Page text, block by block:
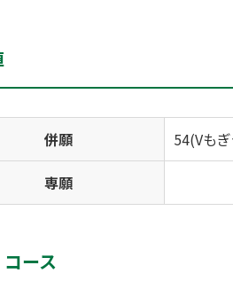
併願 54(Vも
専願
ース